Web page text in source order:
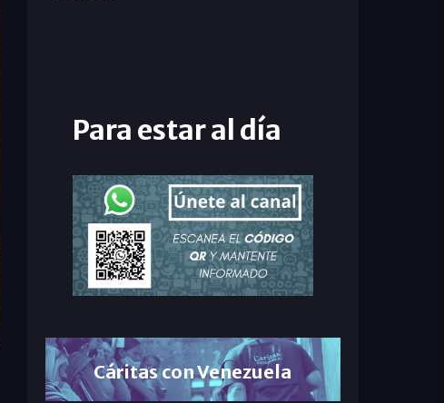
Para estar al día
Cáritas con Venezuela